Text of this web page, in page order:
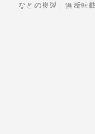
などの複製、無断転